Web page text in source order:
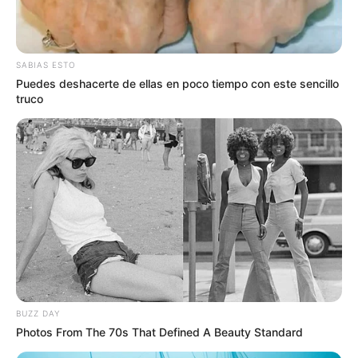
una infracción en menos de seis meses pueden
enfrentar la suspensión de su licencia
”, afirmó la
funcionaria.
SABIAS ESTO
Puedes deshacerte de ellas en poco tiempo con este sencillo
truco
BUZZ DAY
Photos From The 70s That Defined A Beauty Standard